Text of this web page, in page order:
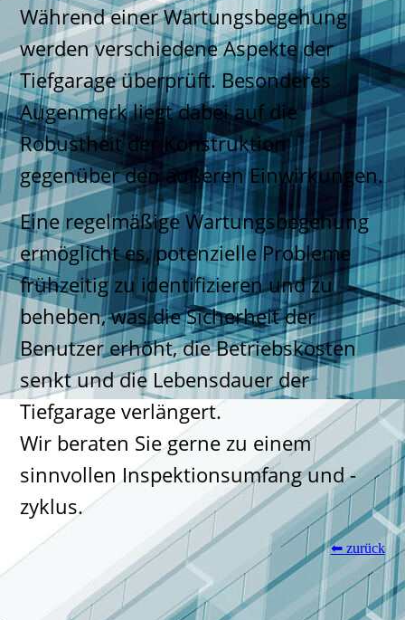
Während einer Wartungsbegehung
werden verschiedene Aspekte der
Tiefgarage überprüft. Besonderes
Augenmerk liegt dabei auf die
Robustheit der Konstruktion
gegenüber den äußeren Einwirkungen.
Eine regelmäßige Wartungsbegehung
ermöglicht es, potenzielle Probleme
frühzeitig zu identifizieren und zu
beheben, was die Sicherheit der
Benutzer erhöht, die Betriebskosten
senkt und die Lebensdauer der
Tiefgarage verlängert.
Wir beraten Sie gerne zu einem
sinnvollen Inspektionsumfang und -
zyklus.
⬅ zurück